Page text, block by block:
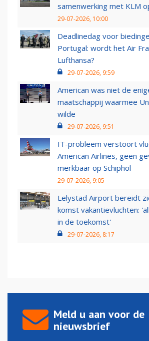
samenwerking met KLM
29-07-2026, 10:00
Deadlinedag voor
Portugal: wordt het Air
Lufthansa?
29-07-2026, 9:59
American was niet de
maatschappij waarmee
wilde
29-07-2026, 9:51
IT-probleem verstoort
American Airlines, geen
merkbaar op Schiphol
29-07-2026, 9:05
Lelystad Airport bereidt
komst vakantievluchten:
in de toekomst'
29-07-2026, 8:17
Meld u aan voor de
nieuwsbrief